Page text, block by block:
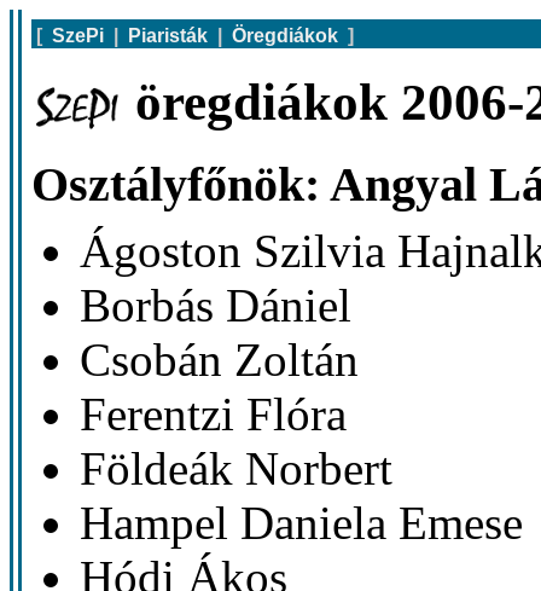
[ SzePi Piaristák Öregdiákok ]
öregdiákok 2006-
Osztályfőnök: Angyal
Ágoston Szilvia
Borbás Dániel
Csobán Zoltán
Ferentzi Flóra
Földeák Norbert
Hampel Daniela Emese
Hódi Ákos